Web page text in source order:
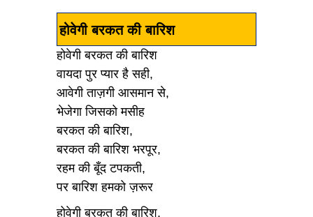
होवेगी बरकत की बारिश
होवेगी बरकत की बारिश
वायदा पुर प्यार है सही,
आवेगी ताज़गी आसमान से,
भेजेगा जिसको मसीह
बरकत की बारिश,
बरकत की बारिश भरपूर,
रहम की बूँद टपकती,
पर बारिश हमको ज़रूर
होवेगी बरकत की बारिश,